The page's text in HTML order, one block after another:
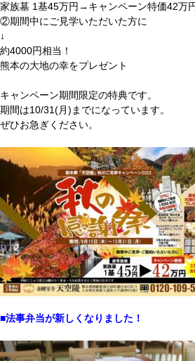
家族墓 1基45万円→キャンペーン特価42万
②期間中にご見学いただいた方に
↓
約4000円相当！
熊本の大地の幸をプレゼント
キャンペーン期間限定の特典です。
期間は10/31(月)までになっています。
ぜひお急ぎください。
■法事弁当が新しくなりました！